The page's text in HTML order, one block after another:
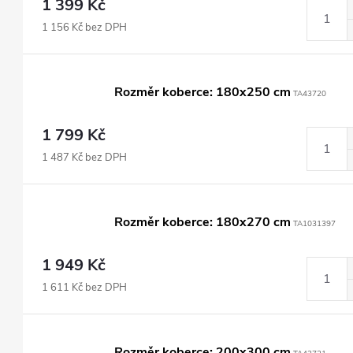
1 399 Kč
1 156 Kč bez DPH
Rozměr koberce: 180x250 cm TA43720
1 799 Kč
1 487 Kč bez DPH
Rozměr koberce: 180x270 cm TA1031397
1 949 Kč
1 611 Kč bez DPH